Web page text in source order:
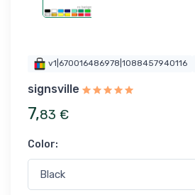
v1|670016486978|1088457940116
signsville
7,83 €
Color: